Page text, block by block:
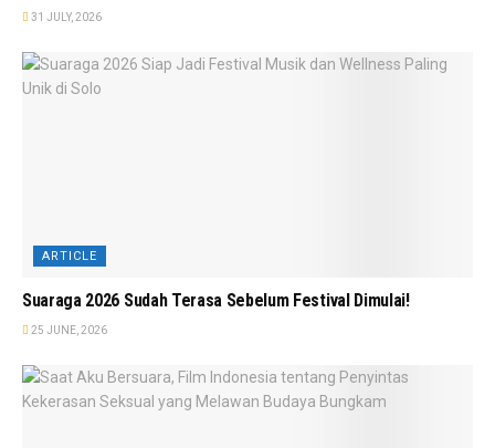
31 JULY, 2026
ARTICLE
Suaraga 2026 Sudah Terasa Sebelum Festival Dimulai!
25 JUNE, 2026